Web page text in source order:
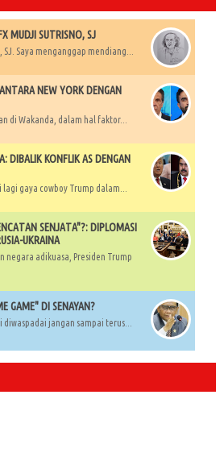
MUDJI SUTRISNO, SJ
SJ. Saya menganggap mendiang...
NEW YORK DENGAN
di Wakanda, dalam hal faktor...
DIBALIK KONFLIK AS DENGAN
gaya cowboy Trump dalam...
SENJATA"?: DIPLOMASI
UKRAINA
negara adikuasa, Presiden Trump
GAME" DI SENAYAN?
jangan sampai terus...